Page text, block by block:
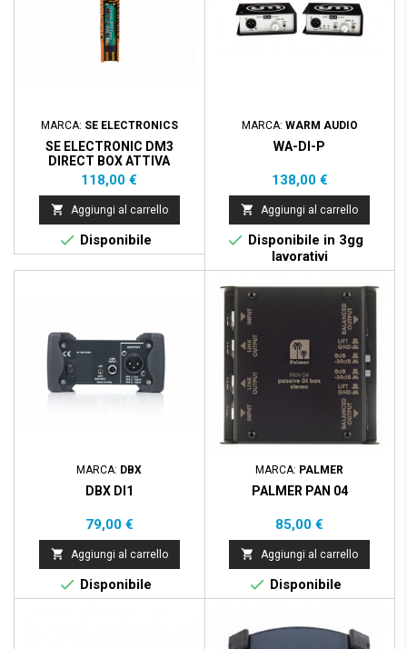
MARCA: SE ELECTRONICS
SE ELECTRONIC DM3
DIRECT BOX ATTIVA
Prezzo
118,00 €
 Aggiungi al carrello
 Disponibile
MARCA: WARM AUDIO
WA-DI-P
Prezzo
138,00 €
 Aggiungi al carrello
 Disponibile in 3gg
lavorativi
MARCA: DBX
DBX DI1
Prezzo
79,00 €
 Aggiungi al carrello
 Disponibile
MARCA: PALMER
PALMER PAN 04
Prezzo
85,00 €
 Aggiungi al carrello
 Disponibile